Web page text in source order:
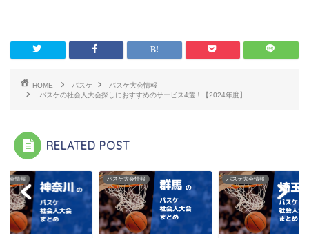
HOME バスケ
バスケ大会情報
バスケの社会人大会探しにおすすめのサービス4選！【2024年度】
RELATED POST
大会情報 バスケ大会情報 バスケ大会情報